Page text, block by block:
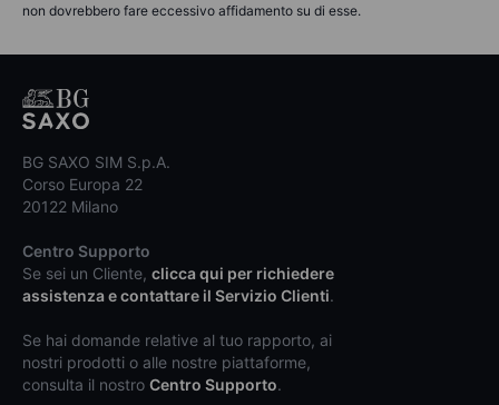
non dovrebbero fare eccessivo affidamento su di esse.
BG SAXO SIM S.p.A.
Corso Europa 22
20122 Milano
Centro Supporto
Se sei un Cliente, clicca qui per richiedere
assistenza e contattare il Servizio Clienti.
Se hai domande relative al tuo rapporto, ai
nostri prodotti o alle nostre piattaforme,
consulta il nostro Centro Supporto.